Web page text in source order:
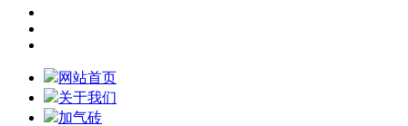
网站首页
关于我们
加气砖